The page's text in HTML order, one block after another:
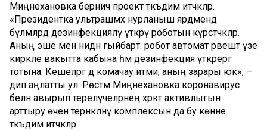
Миңнехановка берничә проект тәкъдим итәчәкләр.
«Президентка ультрашәмәхә нурланыш ярдәмендә
бүлмәләрдә дезинфекцияләү үткәрү роботын күрсәтәчәкләр.
Аның эше менә нидән гыйбарәт: робот автомат рәвештә үзе
кирәкле вакытта кабына һәм дезинфекция үткәрергә
тотына. Кешеләргә дә комачау итми, аның зарары юк», –
дип аңлатты ул. Рөстәм Миңнехановка коронавирус
белән авырып терелүчеләрнең хәрәкәт активлыгын
арттыру өчен тернәкләнү комплексын да бу көнне
тәкъдим итәчәкләр.